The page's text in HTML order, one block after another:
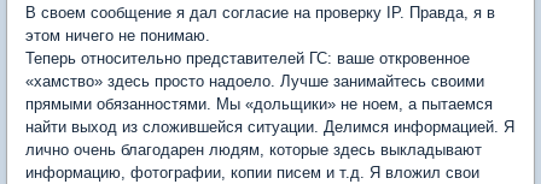
В своем сообщение я дал согласие на проверку IP. Правда, я в
этом ничего не понимаю.
Теперь относительно представителей ГС: ваше откровенное
«хамство» здесь просто надоело. Лучше занимайтесь своими
прямыми обязанностями. Мы «дольщики» не ноем, а пытаемся
найти выход из сложившейся ситуации. Делимся информацией. Я
лично очень благодарен людям, которые здесь выкладывают
информацию, фотографии, копии писем и т.д. Я вложил свои